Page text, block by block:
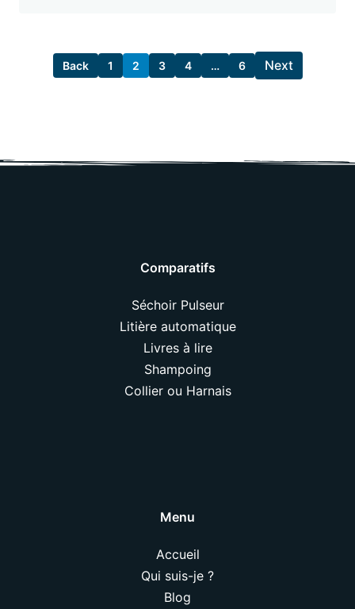
Back 1 2 3 4 … 6 Next
Comparatifs
Séchoir Pulseur
Litière automatique
Livres à lire
Shampoing
Collier ou Harnais
Menu
Accueil
Qui suis-je ?
Blog